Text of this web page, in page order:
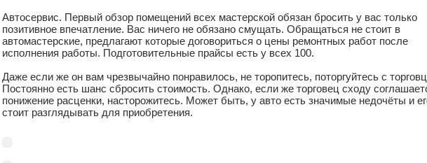
Автосервис. Первый обзор помещений всех мастерской обязан бросить у вас только
позитивное впечатление. Вас ничего не обязано смущать. Обращаться не стоит в
автомастерские, предлагают которые договориться о цены ремонтных работ после
исполнения работы. Подготовительные прайсы есть у всех 100.
Даже если же он вам чрезвычайно понравилось, не торопитесь, поторгуйтесь с
Постоянно есть шанс сбросить стоимость. Однако, если же торговец сходу
понижение расценки, насторожитесь. Может быть, у авто есть значимые недочёты и
стоит разглядывать для приобретения.